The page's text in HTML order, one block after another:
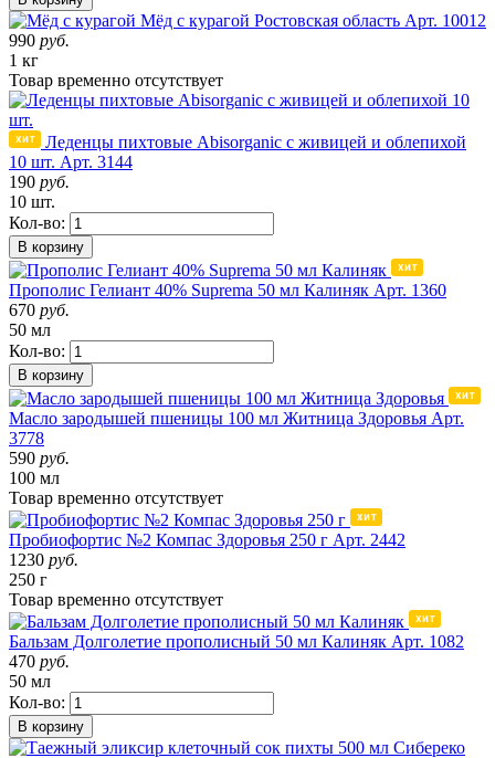
Мёд с курагой Ростовская область Арт. 10012
990 руб.
1 кг
Товар временно отсутствует
Леденцы пихтовые Abisorganic с живицей и облепихой
10 шт. Арт. 3144
190 руб.
10 шт.
Кол-во:
В корзину
Прополис Гелиант 40% Suprema 50 мл Калиняк Арт. 1360
670 руб.
50 мл
Кол-во:
В корзину
Масло зародышей пшеницы 100 мл Житница Здоровья Арт.
3778
590 руб.
100 мл
Товар временно отсутствует
Пробиофортис №2 Компас Здоровья 250 г Арт. 2442
1230 руб.
250 г
Товар временно отсутствует
Бальзам Долголетие прополисный 50 мл Калиняк Арт. 1082
470 руб.
50 мл
Кол-во:
В корзину